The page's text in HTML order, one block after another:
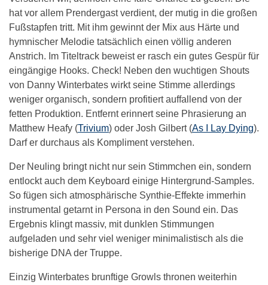
hat vor allem Prendergast verdient, der mutig in die großen
Fußstapfen tritt. Mit ihm gewinnt der Mix aus Härte und
hymnischer Melodie tatsächlich einen völlig anderen
Anstrich. Im Titeltrack beweist er rasch ein gutes Gespür für
eingängige Hooks. Check! Neben den wuchtigen Shouts
von Danny Winterbates wirkt seine Stimme allerdings
weniger organisch, sondern profitiert auffallend von der
fetten Produktion. Entfernt erinnert seine Phrasierung an
Matthew Heafy (Trivium) oder Josh Gilbert (As I Lay Dying).
Darf er durchaus als Kompliment verstehen.
Der Neuling bringt nicht nur sein Stimmchen ein, sondern
entlockt auch dem Keyboard einige Hintergrund-Samples.
So fügen sich atmosphärische Synthie-Effekte immerhin
instrumental getarnt in Persona in den Sound ein. Das
Ergebnis klingt massiv, mit dunklen Stimmungen
aufgeladen und sehr viel weniger minimalistisch als die
bisherige DNA der Truppe.
Einzig Winterbates brunftige Growls thronen weiterhin